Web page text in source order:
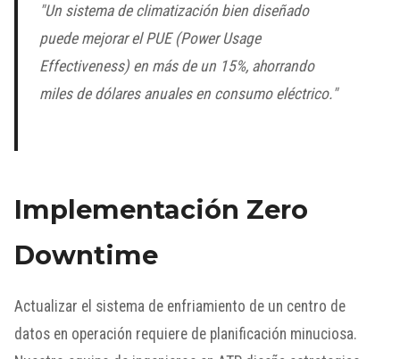
"Un sistema de climatización bien diseñado
puede mejorar el PUE (Power Usage
Effectiveness) en más de un 15%, ahorrando
miles de dólares anuales en consumo eléctrico."
Implementación Zero
Downtime
Actualizar el sistema de enfriamiento de un centro de
datos en operación requiere de planificación minuciosa.